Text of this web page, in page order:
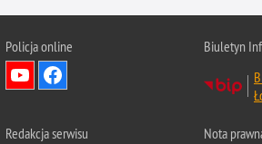
Policja online
Biuletyn
Redakcja serwisu Nota